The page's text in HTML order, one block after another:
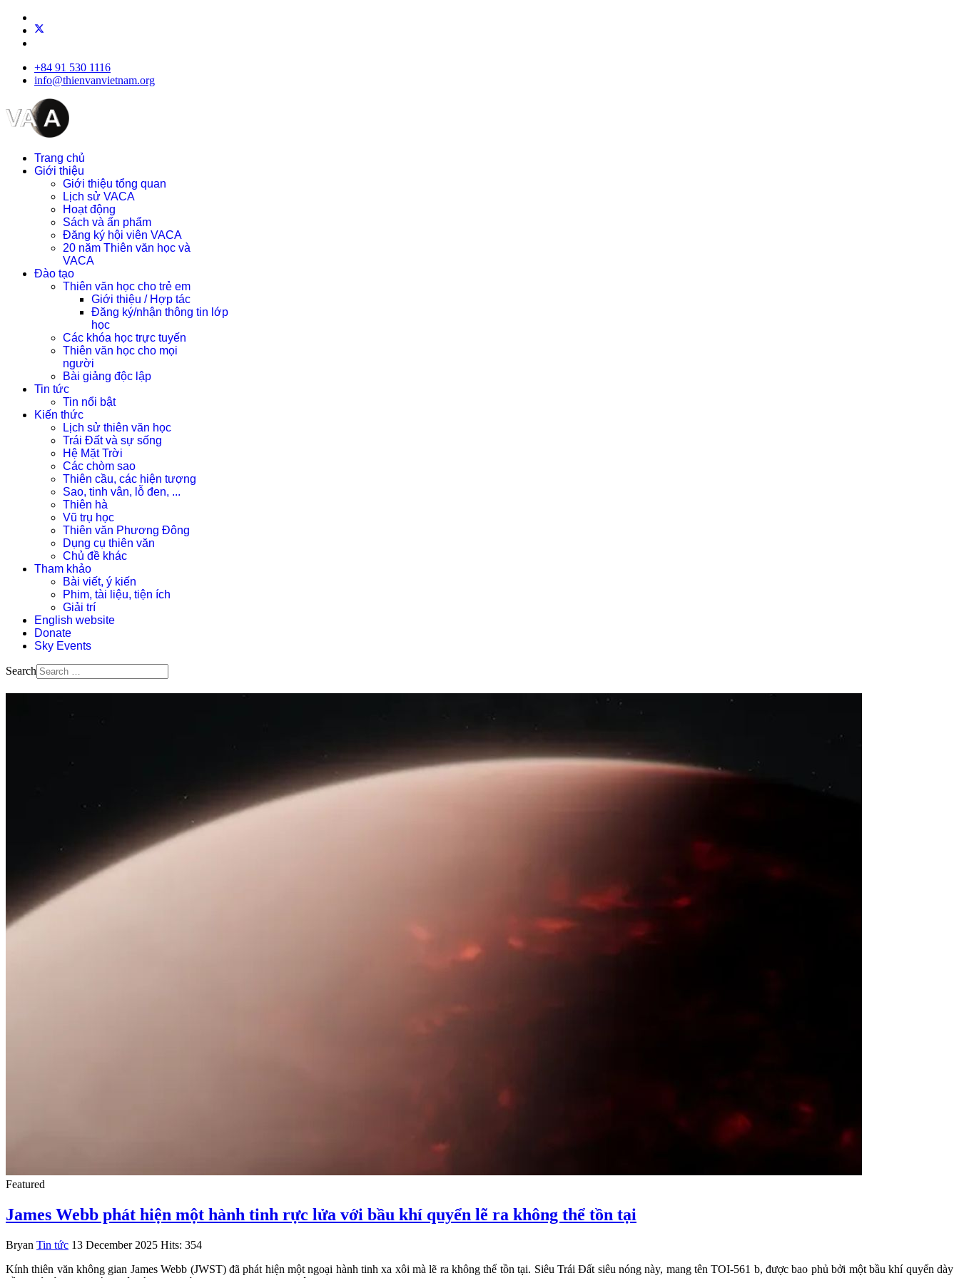
+84 91 530 1116
info@thienvanvietnam.org
Trang chủ
Giới thiệu
Giới thiệu tổng quan
Lịch sử VACA
Hoạt động
Sách và ấn phẩm
Đăng ký hội viên VACA
20 năm Thiên văn học và
VACA
Đào tạo
Thiên văn học cho trẻ em
Giới thiệu / Hợp tác
Đăng ký/nhận thông tin lớp
học
Các khóa học trực tuyến
Thiên văn học cho mọi
người
Bài giảng độc lập
Tin tức
Tin nổi bật
Kiến thức
Lịch sử thiên văn học
Trái Đất và sự sống
Hệ Mặt Trời
Các chòm sao
Thiên cầu, các hiện tượng
Sao, tinh vân, lỗ đen, ...
Thiên hà
Vũ trụ học
Thiên văn Phương Đông
Dụng cụ thiên văn
Chủ đề khác
Tham khảo
Bài viết, ý kiến
Phim, tài liệu, tiện ích
Giải trí
English website
Donate
Sky Events
Search
Featured
James Webb phát hiện một hành tinh rực lửa với bầu khí quyển lẽ ra không thể tồn tại
Bryan Tin tức 13 December 2025 Hits: 354
Kính thiên văn không gian James Webb (JWST) đã phát hiện một ngoại hành tinh xa xôi mà lẽ ra không thể tồn tại. Siêu Trái Đất siêu nóng này, mang tên TOI-561 b, được bao phủ bởi một bầu khí quyển dày